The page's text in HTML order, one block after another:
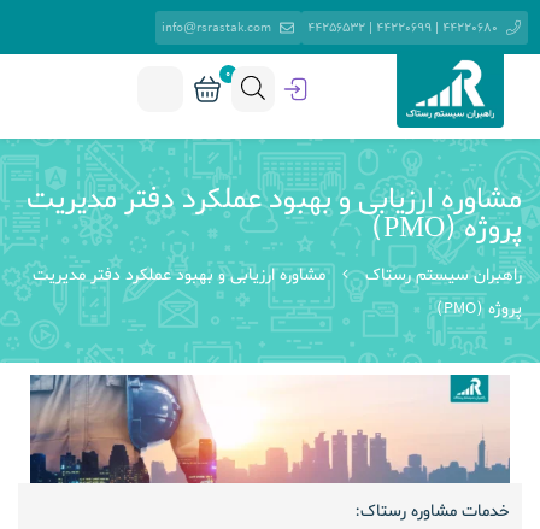
44220680 | 44220699 | 44256532
info@rsrastak.com
0
مشاوره ارزیابی و بهبود عملکرد دفتر مدیریت
پروژه (PMO)
راهبران سیستم رستاک
مشاوره ارزیابی و بهبود عملکرد دفتر مدیریت
پروژه (PMO)
خدمات مشاوره رستاک: